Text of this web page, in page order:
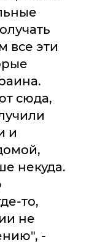
все эти
сюда,
и
некуда.
то,
не
-